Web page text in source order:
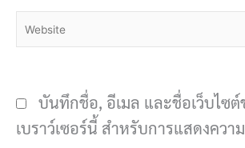
Website
บันทึกชื่อ, อีเมล และชื่อเว็บไซ
เบราว์เซอร์นี้ สำหรับการแสดงควา